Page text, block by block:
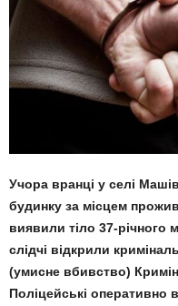
Учора вранці у селі
будинку за місцем
виявили тіло 37-річного
слідчі відкрили
(умисне вбивство)
Поліцейські